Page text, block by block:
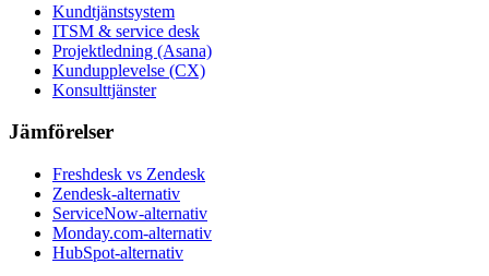
Kundtjänstsystem
ITSM & service desk
Projektledning (Asana)
Kundupplevelse (CX)
Konsulttjänster
Jämförelser
Freshdesk vs Zendesk
Zendesk-alternativ
ServiceNow-alternativ
Monday.com-alternativ
HubSpot-alternativ